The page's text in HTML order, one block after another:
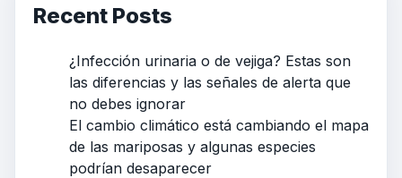
Recent Posts
¿Infección urinaria o de vejiga? Estas son
las diferencias y las señales de alerta que
no debes ignorar
El cambio climático está cambiando el mapa
de las mariposas y algunas especies
podrían desaparecer